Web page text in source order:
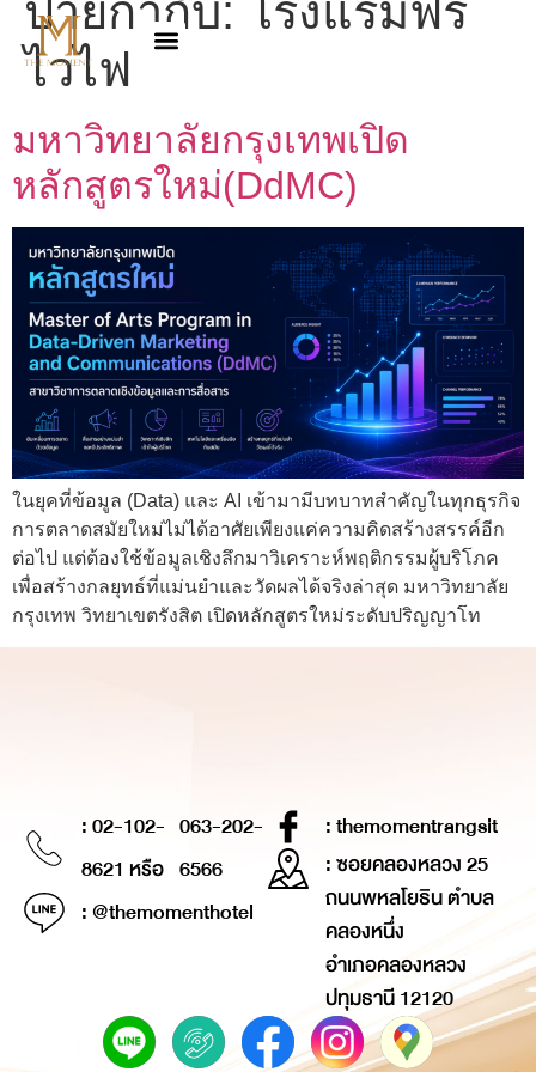
ป้ายกำกับ: โรงแรมฟรี
ไวไฟ
มหาวิทยาลัยกรุงเทพเปิด
หลักสูตรใหม่(DdMC)
ในยุคที่ข้อมูล (Data) และ AI เข้ามามีบทบาทสำคัญในทุกธุรกิจ
การตลาดสมัยใหม่ไม่ได้อาศัยเพียงแค่ความคิดสร้างสรรค์อีก
ต่อไป แต่ต้องใช้ข้อมูลเชิงลึกมาวิเคราะห์พฤติกรรมผู้บริโภค
เพื่อสร้างกลยุทธ์ที่แม่นยำและวัดผลได้จริงล่าสุด มหาวิทยาลัย
กรุงเทพ วิทยาเขตรังสิต เปิดหลักสูตรใหม่ระดับปริญญาโท
: 02-102-
8621 หรือ
063-202-
6566
: @themomenthotel
: themomentrangsit
: ซอยคลองหลวง 25
ถนนพหลโยธิน ตำบล
คลองหนึ่ง
อำเภอคลองหลวง
ปทุมธานี 12120